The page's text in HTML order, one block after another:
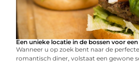
Een unieke locatie in de bossen voor
Wanneer u op zoek bent naar de
romantisch diner, volstaat een gewone